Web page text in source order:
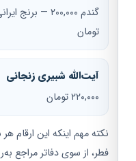
تومان
آیت‌الله شبیری زنجانی
۲۲۰,۰۰۰ تومان
نکته مهم اینکه این ارقام هر
فطر، از سوی دفاتر مراجع